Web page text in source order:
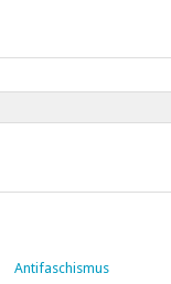
Antifaschismus